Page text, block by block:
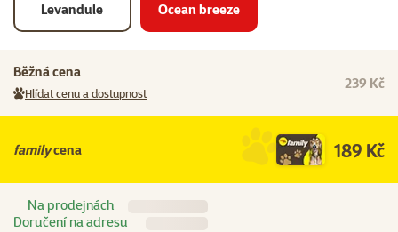
Levandule Ocean breeze
Běžná cena
Hlídat cenu a dostupnost
239 Kč
familycena 189 Kč
Na prodejnách
Doručení na adresu